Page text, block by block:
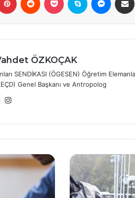
ÖZKOÇAK
SENDİKASI (ÖGESEN) Öğretim
Genel Başkanı ve Antropolog
YouTube
İktidar
FETÖ'nün
2010
KPSS'de